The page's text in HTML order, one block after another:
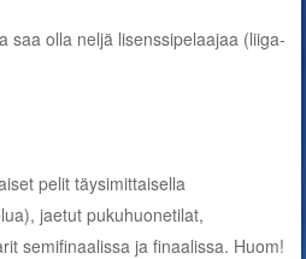
saa olla neljä lisenssipelaajaa (liiga-
pelit täysimittaisella
jaetut pukuhuonetilat,
semifinaalissa ja finaalissa. Huom!